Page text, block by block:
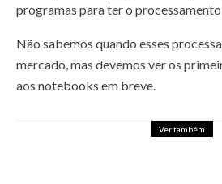
programas para ter o
Não sabemos quando esses
mercado, mas devemos ver os
aos notebooks em breve.
Ver também